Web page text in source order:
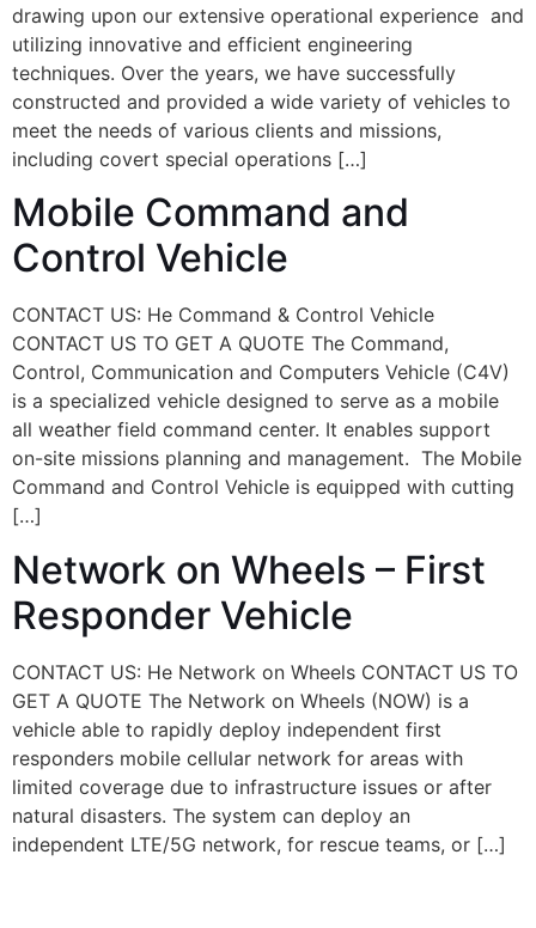
drawing upon our extensive operational experience and
utilizing innovative and efficient engineering
techniques. Over the years, we have successfully
constructed and provided a wide variety of vehicles to
meet the needs of various clients and missions,
including covert special operations […]
Mobile Command and
Control Vehicle
CONTACT US: He Command & Control Vehicle
CONTACT US TO GET A QUOTE The Command‭,
‬Control‭, ‬Communication and Computers Vehicle‭ (‬C4V‭)
‬is a specialized vehicle designed to serve as a mobile
all weather field command center‭. ‬It enables support
on-site missions planning and management‭. ‬ The Mobile
Command and Control Vehicle is equipped with cutting
[…]
Network on Wheels – First
Responder Vehicle
CONTACT US: He Network on Wheels CONTACT US TO
GET A QUOTE The Network on Wheels‭ (‬NOW‭) ‬is a
vehicle able to rapidly deploy independent first
responders mobile cellular network for areas with
limited coverage due to infrastructure issues or after
natural disasters‭. ‬The system can deploy an
independent LTE/5G network‭, ‬for rescue teams‭, ‬or […]